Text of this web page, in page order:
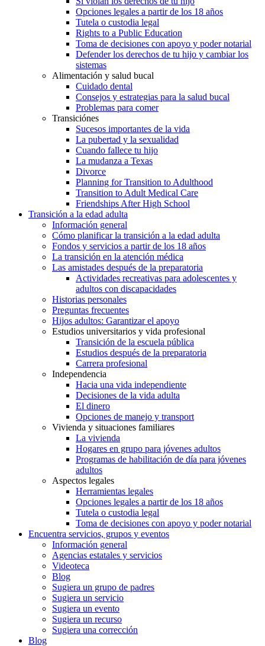
Opciones legales a partir de los 18 años
Tutela o custodia legal
Rights to a Public Education
Toma de decisiones con apoyo y poder notarial
Defender los derechos de tu hijo y cambiar los
sistemas
Alimentación y salud bucal
Cuidado dental
Consejos y estrategias para la salud bucal
Problemas para comer
Transiciónes
Sucesos importantes de la vida
La pubertad y la sexualidad
Cuando fallece tu hijo
La mudanza a Texas
Divorce
Planning for Transition to Adulthood
Transition to Adult Medical Care
Friendships After High School
Transición a la edad adulta
Información general
Cómo planificar la transición a la edad adulta
Fondos y servicios a partir de los 18 años
La transición en la atención médica
Las amistades después de la preparatoria
Actividades recreativas para adolescentes y
adultos con discapacidades
Historias personales
Preguntas frecuentes
Hijos adultos: Garantizar el apoyo
Estudios universitarios y vida profesional
Transición de la escuela pública
Estudios después de la preparatoria
Carrera profesional
Independencia
Hacia una vida independiente
Decisiones de la vida adulta
El dinero
Opciones de manejo y transport
Vivienda y situaciones familiares
La vivienda
Hogares en grupo para jóvenes adultos
Programas de habilitación de día para jóvenes
adultos
Aspectos legales
Herramientas legales
Opciones legales a partir de los 18 años
Tutela o custodia legal
Toma de decisiones con apoyo y poder notarial
Encuentra servicios, grupos y eventos
Información general
Agencias estatales y servicios
Videoteca
Blog
Sugiera un grupo de padres
Sugiera un servicio
Sugiera un evento
Sugiera un recurso
Sugiera una corrección
Blog